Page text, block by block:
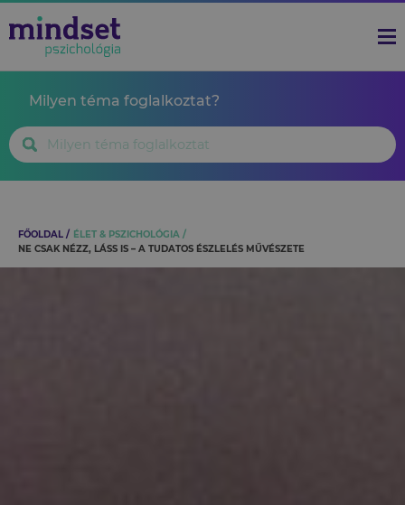
Milyen téma foglalkoztat?
FŐOLDAL
ÉLET & PSZICHOLÓGIA
NE CSAK NÉZZ, LÁSS IS – A TUDATOS ÉSZLELÉS MŰVÉSZETE